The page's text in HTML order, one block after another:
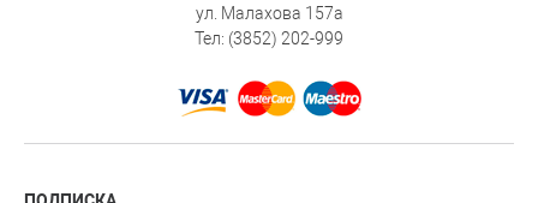
ул. Малахова 157а
Тел: (3852) 202-999